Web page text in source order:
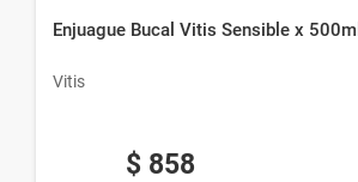
Enjuague Bucal Vitis Sensible x 500ml
Vitis
$ 858